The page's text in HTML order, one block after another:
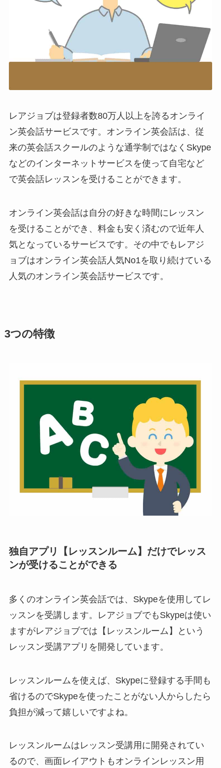
レアジョブは登録者数80万人以上を誇るオンライ
ン英会話サービスです。オンライン英会話は、従
来の英会話スクールのような通学制ではなくSkype
などのインターネットサービスを使って自宅など
で英会話レッスンを受けることができます。
オンライン英会話は自分の好きな時間にレッスン
を受けることができ、料金も安く済むので近年人
気となっているサービスです。その中でもレアジ
ョブはオンライン英会話人気No1を取り続けている
人気のオンライン英会話サービスです。
3つの特徴
独自アプリ【レッスンルーム】だけでレッス
ンが受けることができる
多くのオンライン英会話では、Skypeを使用してレ
ッスンを受講します。レアジョブでもSkypeは使い
ますがレアジョブでは【 レッスンルーム 】という
レッスン受講アプリを開発しています。
レッスンルームを使えば、Skypeに登録する手間も
省けるのでSkypeを使ったことがない人からしたら
負担が減って嬉しいですよね。
レッスンルームはレッスン受講用に開発されてい
るので、 画面レイアウトもオンラインレッスン用